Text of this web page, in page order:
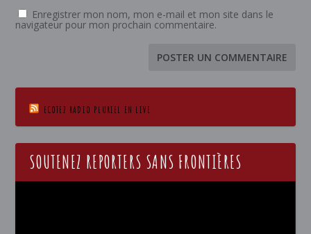
Enregistrer mon nom, mon e-mail et mon site dans le
navigateur pour mon prochain commentaire.
ECOTEZ RADIO PLURIEL EN LIVE
SOUTENEZ REPORTERS SANS FRONTIÈRES